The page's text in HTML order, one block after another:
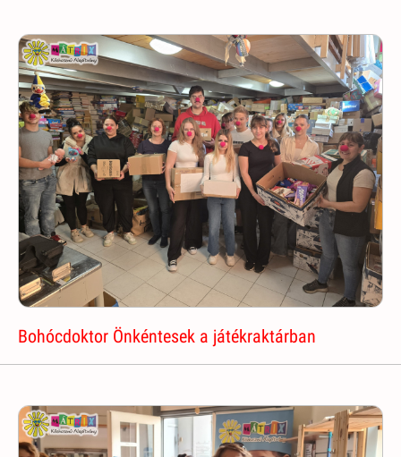
Bohócdoktor Önkéntesek a játékraktárban